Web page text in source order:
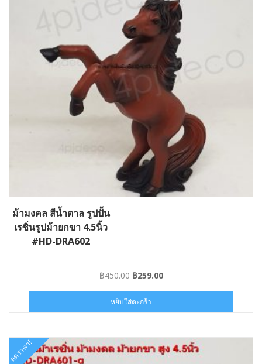
ม้ามงคล สีน้ำตาล รูปปั้น
เรซิ่นรูปม้ายกขา 4.5นิ้ว
#HD-DRA602
฿450.00 Original
was:
฿450.00.
฿259.00Current
฿259.00.
หยิบใส่ตะกร้า
ลดราคา!